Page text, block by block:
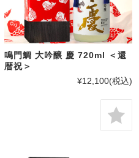
鳴門鯛 大吟醸 慶 720ml ＜還
暦祝＞
¥12,100(税込)